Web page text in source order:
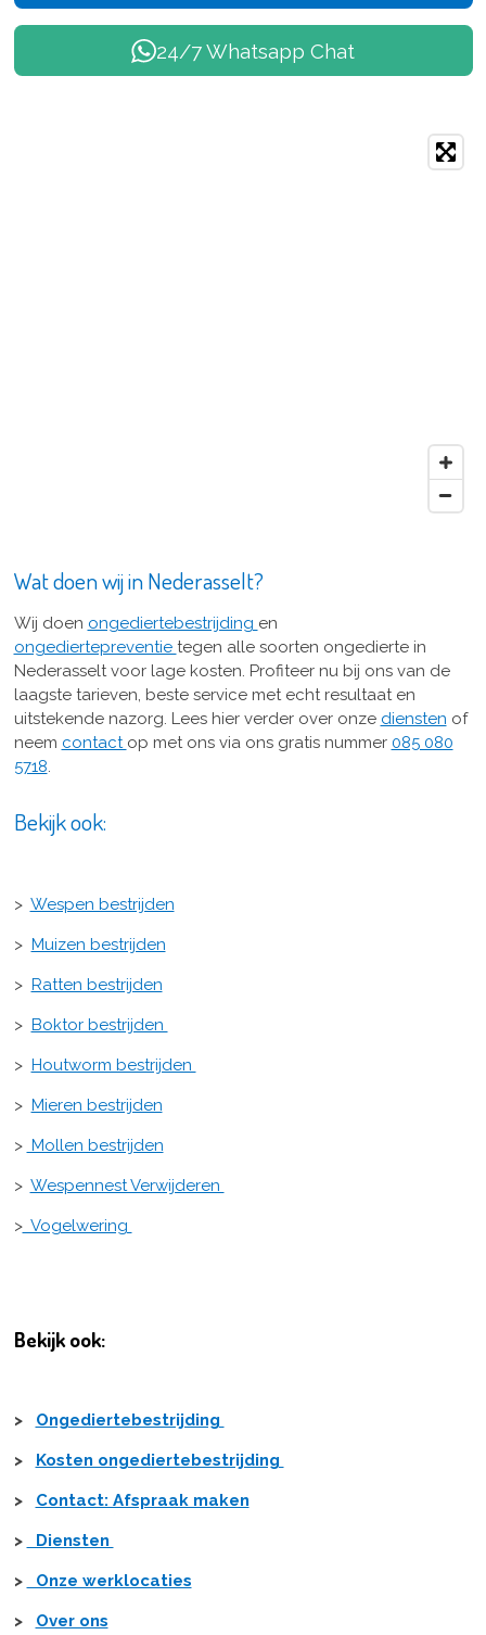
24/7 Whatsapp Chat
Wat doen wij in Nederasselt?
Wij doen ongediertebestrijding en
ongediertepreventie tegen alle soorten ongedierte in
Nederasselt voor lage kosten. Profiteer nu bij ons van de
laagste tarieven, beste service met echt resultaat en
uitstekende nazorg. Lees hier verder over onze diensten of
neem contact op met ons via ons gratis nummer 085 080
5718.
Bekijk ook:
> Wespen bestrijden
> Muizen bestrijden
> Ratten bestrijden
> Boktor bestrijden
> Houtworm bestrijden
> Mieren bestrijden
> Mollen bestrijden
> Wespennest Verwijderen
>Vogelwering
Bekijk ook:
> Ongediertebestrijding
> Kosten ongediertebestrijding
> Contact: Afspraak maken
> Diensten
> Onze werklocaties
> Over ons